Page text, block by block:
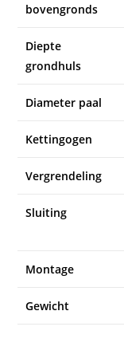
bovengronds
Diepte
grondhuls
Diameter paal
Kettingogen
Vergrendeling
Sluiting
Montage
Gewicht